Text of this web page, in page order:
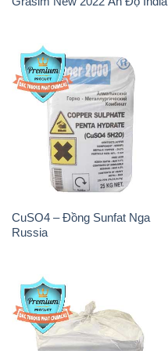
CuSO4 – Đồng Sunfat Nga
Russia